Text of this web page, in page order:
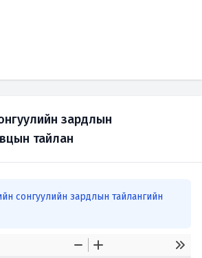
зардлын
тайлан
сонгуулийн зардлын тайлангийн